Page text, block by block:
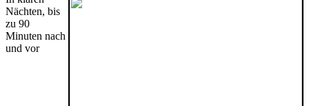
Nächten, bis
zu 90
Minuten nach
und vor